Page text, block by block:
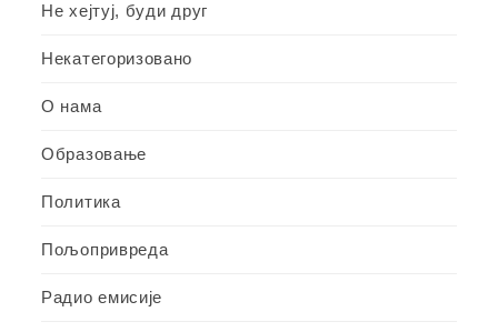
Не хејтуј, буди друг
Некатегоризовано
О нама
Образовање
Политика
Пољопривреда
Радио емисије